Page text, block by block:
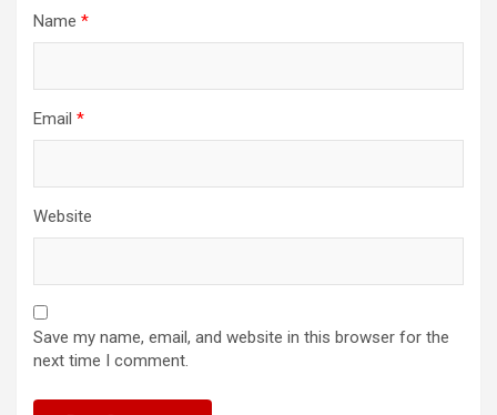
Name *
Email *
Website
Save my name, email, and website in this browser for the
next time I comment.